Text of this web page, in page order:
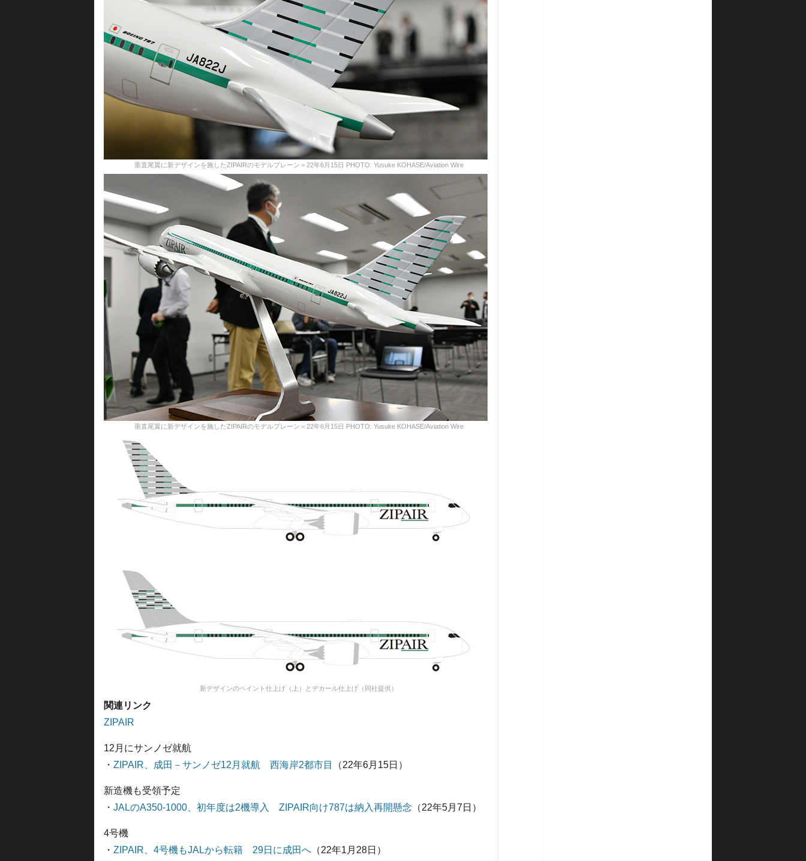
垂直尾翼に新デザインを施したZIPAIRのモデルプレーン＝22年6月15日 PHOTO: Yusuke KOHASE/Aviation Wire
垂直尾翼に新デザインを施したZIPAIRのモデルプレーン＝22年6月15日 PHOTO: Yusuke KOHASE/Aviation Wire
新デザインのペイント仕上げ（上）とデカール仕上げ（同社提供）
関連リンク
ZIPAIR
12月にサンノゼ就航
・ ZIPAIR、成田－サンノゼ12月就航 西海岸2都市目 （22年6月15日）
新造機も受領予定
・ JALのA350-1000、初年度は2機導入 ZIPAIR向け787は納入再開懸念 （22年5月7日）
4号機
・ ZIPAIR、4号機もJALから転籍 29日に成田へ （22年1月28日）